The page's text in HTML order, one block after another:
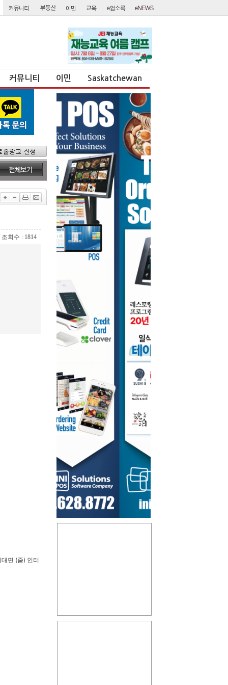
커뮤니티 이민 Saskatchewan
회수 : 1814
면 (줌) 인터